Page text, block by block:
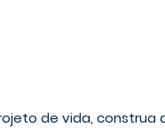
de vida,